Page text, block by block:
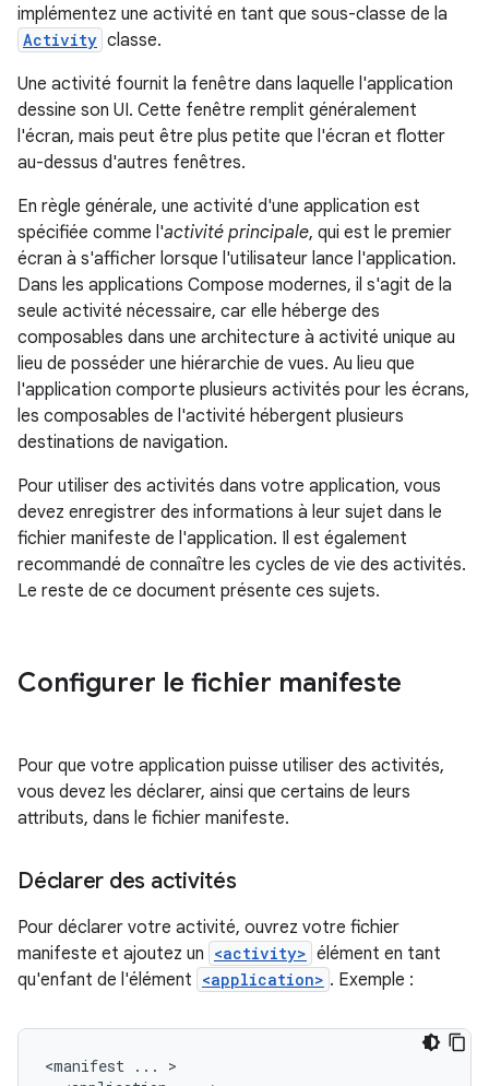
implémentez une activité en tant que sous-classe de la
Activity classe.
Une activité fournit la fenêtre dans laquelle l'application
dessine son UI. Cette fenêtre remplit généralement
l'écran, mais peut être plus petite que l'écran et flotter
au-dessus d'autres fenêtres.
En règle générale, une activité d'une application est
spécifiée comme l'activité principale, qui est le premier
écran à s'afficher lorsque l'utilisateur lance l'application.
Dans les applications Compose modernes, il s'agit de la
seule activité nécessaire, car elle héberge des
composables dans une architecture à activité unique au
lieu de posséder une hiérarchie de vues. Au lieu que
l'application comporte plusieurs activités pour les écrans,
les composables de l'activité hébergent plusieurs
destinations de navigation.
Pour utiliser des activités dans votre application, vous
devez enregistrer des informations à leur sujet dans le
fichier manifeste de l'application. Il est également
recommandé de connaître les cycles de vie des activités.
Le reste de ce document présente ces sujets.
Configurer le fichier manifeste
Pour que votre application puisse utiliser des activités,
vous devez les déclarer, ainsi que certains de leurs
attributs, dans le fichier manifeste.
Déclarer des activités
Pour déclarer votre activité, ouvrez votre fichier
manifeste et ajoutez un <activity> élément en tant
qu'enfant de l'élément <application> . Exemple :
<manifest ...